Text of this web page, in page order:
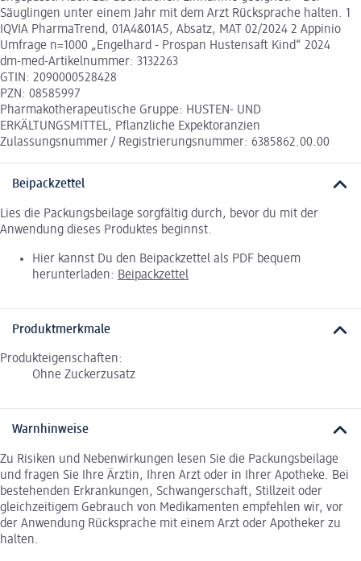
Säuglingen unter einem Jahr mit dem Arzt Rücksprache halten. 1
IQVIA PharmaTrend, 01A4&01A5, Absatz, MAT 02/2024 2 Appinio
Umfrage n=1000 „Engelhard - Prospan Hustensaft Kind“ 2024
dm-med-Artikelnummer: 3132263
GTIN: 2090000528428
PZN: 08585997
Pharmakotherapeutische Gruppe: HUSTEN- UND
ERKÄLTUNGSMITTEL, Pflanzliche Expektoranzien
Zulassungsnummer / Registrierungsnummer: 6385862.00.00
Beipackzettel
Lies die Packungsbeilage sorgfältig durch, bevor du mit der
Anwendung dieses Produktes beginnst.
Hier kannst Du den Beipackzettel als PDF bequem
herunterladen: Beipackzettel
Produktmerkmale
Produkteigenschaften:
Ohne Zuckerzusatz
Warnhinweise
Zu Risiken und Nebenwirkungen lesen Sie die Packungsbeilage
und fragen Sie Ihre Ärztin, Ihren Arzt oder in Ihrer Apotheke. Bei
bestehenden Erkrankungen, Schwangerschaft, Stillzeit oder
gleichzeitigem Gebrauch von Medikamenten empfehlen wir, vor
der Anwendung Rücksprache mit einem Arzt oder Apotheker zu
halten.